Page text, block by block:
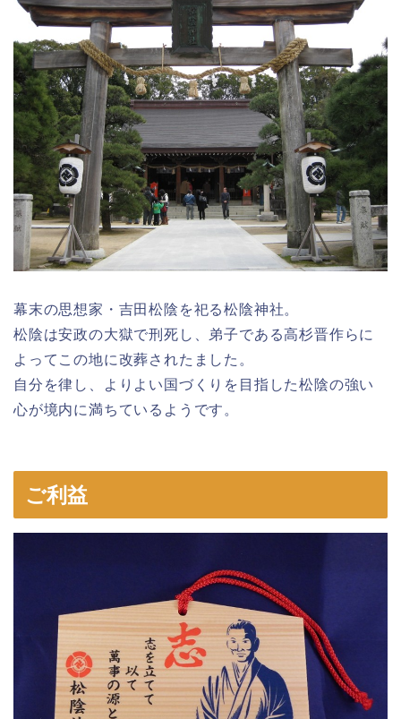
幕末の思想家・吉田松陰を祀る松陰神社。
松陰は安政の大獄で刑死し、弟子である高杉晋作らに
よってこの地に改葬されたました。
自分を律し、よりよい国づくりを目指した松陰の強い
心が境内に満ちているようです。
ご利益